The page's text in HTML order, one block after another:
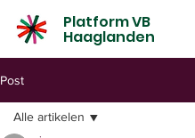
Platform VB
Haaglanden
Post
Alle artikelen